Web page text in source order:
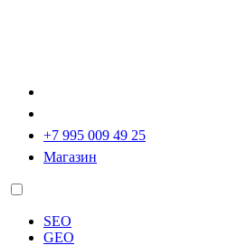
+7 995 009 49 25
Магазин
SEO
GEO